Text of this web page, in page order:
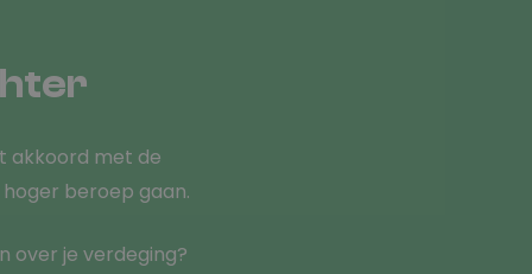
akkoord met de
beroep gaan.
over je verdeging?